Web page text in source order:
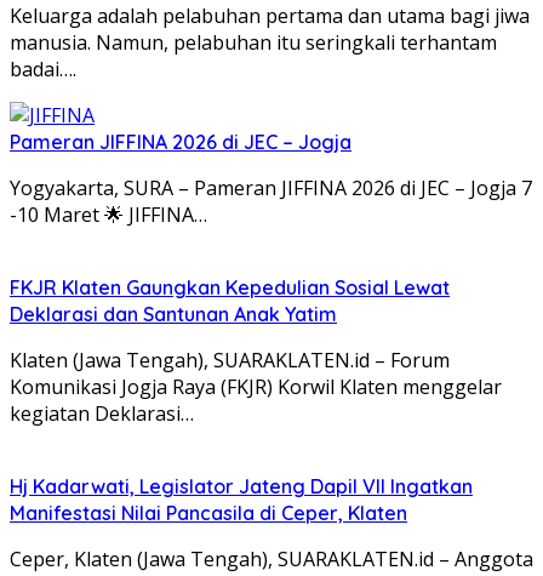
Keluarga adalah pelabuhan pertama dan utama bagi jiwa
manusia. Namun, pelabuhan itu seringkali terhantam
badai….
Pameran JIFFINA 2026 di JEC – Jogja
Yogyakarta, SURA – Pameran JIFFINA 2026 di JEC – Jogja 7
-10 Maret 🌟 JIFFINA…
FKJR Klaten Gaungkan Kepedulian Sosial Lewat
Deklarasi dan Santunan Anak Yatim
Klaten (Jawa Tengah), SUARAKLATEN.id – Forum
Komunikasi Jogja Raya (FKJR) Korwil Klaten menggelar
kegiatan Deklarasi…
Hj Kadarwati, Legislator Jateng Dapil VII Ingatkan
Manifestasi Nilai Pancasila di Ceper, Klaten
Ceper, Klaten (Jawa Tengah), SUARAKLATEN.id – Anggota